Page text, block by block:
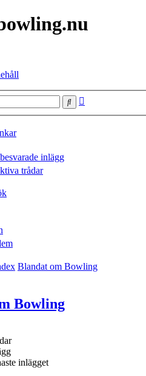
Sök
inlägg
trådar
Blandat om Bowling
Bowling
inlägget